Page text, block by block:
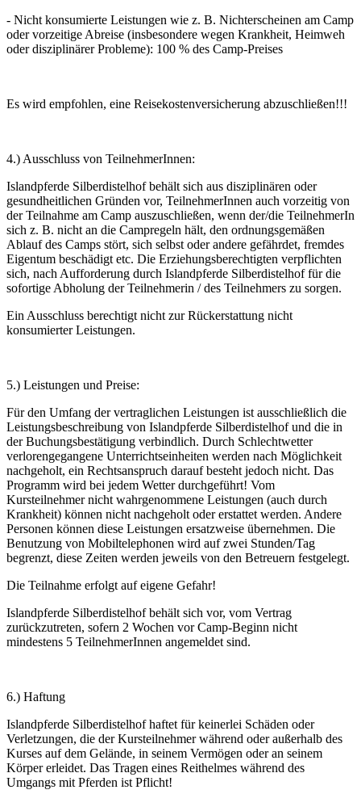
- Nicht konsumierte Leistungen wie z. B. Nichterscheinen am Camp
oder vorzeitige Abreise (insbesondere wegen Krankheit, Heimweh
oder disziplinärer Probleme): 100 % des Camp-Preises
Es wird empfohlen, eine Reisekostenversicherung abzuschließen!!!
4.) Ausschluss von TeilnehmerInnen:
Islandpferde Silberdistelhof behält sich aus disziplinären oder
gesundheitlichen Gründen vor, TeilnehmerInnen auch vorzeitig von
der Teilnahme am Camp auszuschließen, wenn der/die TeilnehmerIn
sich z. B. nicht an die Campregeln hält, den ordnungsgemäßen
Ablauf des Camps stört, sich selbst oder andere gefährdet, fremdes
Eigentum beschädigt etc. Die Erziehungsberechtigten verpflichten
sich, nach Aufforderung durch Islandpferde Silberdistelhof für die
sofortige Abholung der Teilnehmerin / des Teilnehmers zu sorgen.
Ein Ausschluss berechtigt nicht zur Rückerstattung nicht
konsumierter Leistungen.
5.) Leistungen und Preise:
Für den Umfang der vertraglichen Leistungen ist ausschließlich die
Leistungsbeschreibung von Islandpferde Silberdistelhof und die in
der Buchungsbestätigung verbindlich. Durch Schlechtwetter
verlorengegangene Unterrichtseinheiten werden nach Möglichkeit
nachgeholt, ein Rechtsanspruch darauf besteht jedoch nicht. Das
Programm wird bei jedem Wetter durchgeführt! Vom
Kursteilnehmer nicht wahrgenommene Leistungen (auch durch
Krankheit) können nicht nachgeholt oder erstattet werden. Andere
Personen können diese Leistungen ersatzweise übernehmen. Die
Benutzung von Mobiltelephonen wird auf zwei Stunden/Tag
begrenzt, diese Zeiten werden jeweils von den Betreuern festgelegt.
Die Teilnahme erfolgt auf eigene Gefahr!
Islandpferde Silberdistelhof behält sich vor, vom Vertrag
zurückzutreten, sofern 2 Wochen vor Camp-Beginn nicht
mindestens 5 TeilnehmerInnen angemeldet sind.
6.) Haftung
Islandpferde Silberdistelhof haftet für keinerlei Schäden oder
Verletzungen, die der Kursteilnehmer während oder außerhalb des
Kurses auf dem Gelände, in seinem Vermögen oder an seinem
Körper erleidet. Das Tragen eines Reithelmes während des
Umgangs mit Pferden ist Pflicht!